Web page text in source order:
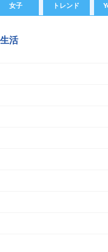
女子 トレンド
活